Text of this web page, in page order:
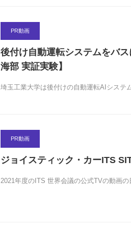
PR動画
後付け自動運転システムをバ
海部 実証実験】
埼玉工業大学は後付けの自動運転AIシス
PR動画
ジョイスティック・カーITS
2021年度のITS 世界会議の公式TVの動画